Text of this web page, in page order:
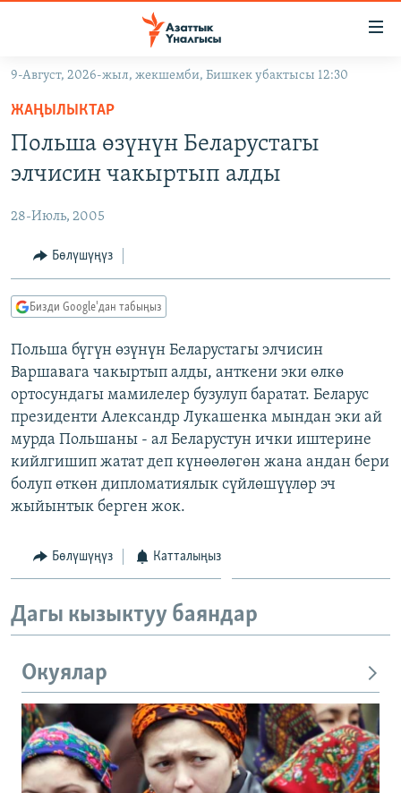
Навигацияга
өтүңүз
Издөөгө
салыңыз
ЭКОНОМИКА
МАДАНИЯТ
БОРБОР АЗИЯ
АТАЙЫН ИЛИКТӨӨ
ТВ ПРОГРАММАЛАР
ЭКСПЕРТТЕР ТАЛДАЙТ
БИЗ ЖАНА ДҮЙНӨ
ЭЖЕ-СИҢДИЛЕР
АЗАТТЫК+
ЫҢГАЙСЫЗ СУРООЛОР
ӨЗГӨЧӨ ПИКИР
Русский
ОНЛАЙН ШЕРИНЕ
9-Август, 2026-жыл, жекшемби, Бишкек убактысы 12:30
ЖАҢЫЛЫКТАР
Польша өзүнүн Беларустагы
элчисин чакыртып алды
28-Июль, 2005
Бөлүшүңүз
Бизди Google'дан табыңыз
Польша бүгүн өзүнүн Беларустагы элчисин
Варшавага чакыртып алды, анткени эки өлкө
ортосундагы мамилелер бузулуп баратат. Беларус
президенти Александр Лукашенка мындан эки ай
мурда Польшаны - ал Беларустун ички иштерине
кийлгишип жатат деп күнөөлөгөн жана андан бери
болуп өткөн дипломатиялык сүйлөшүүлөр эч
жыйынтык берген жок.
Бөлүшүңүз Катталыңыз
Дагы кызыктуу баяндар
Окуялар